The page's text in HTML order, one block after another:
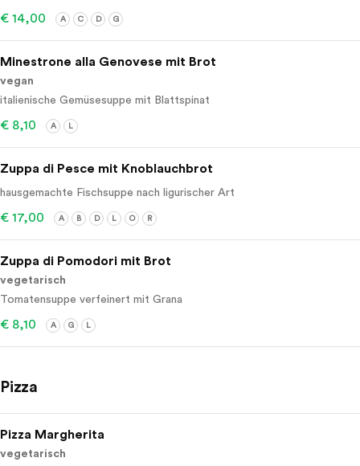
€ 14,00 A C D G
Minestrone alla Genovese mit Brot
vegan
italienische Gemüsesuppe mit Blattspinat
€ 8,10 A L
Zuppa di Pesce mit Knoblauchbrot
hausgemachte Fischsuppe nach ligurischer Art
€ 17,00 A B D L O R
Zuppa di Pomodori mit Brot
vegetarisch
Tomatensuppe verfeinert mit Grana
€ 8,10 A G L
Pizza
Pizza Margherita
vegetarisch